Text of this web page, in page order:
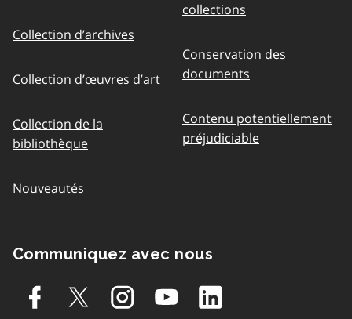
Collection d’archives
Collection d’œuvres d’art
Collection de la
bibliothèque
Nouveautés
collections
Conservation des
documents
Contenu potentiellement
préjudiciable
Communiquez avec nous